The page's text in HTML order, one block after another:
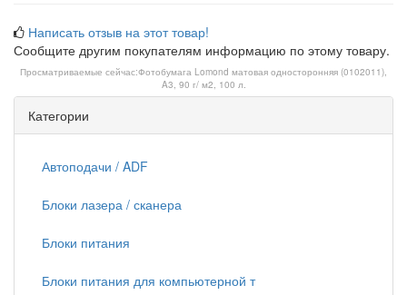
Написать отзыв на этот товар!
Сообщите другим покупателям информацию по этому товару.
Просматриваемые сейчас:Фотобумага Lomond матовая односторонняя (0102011),
A3, 90 г/ м2, 100 л.
Категории
Автоподачи / ADF
Блоки лазера / сканера
Блоки питания
Блоки питания для компьютерной т